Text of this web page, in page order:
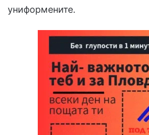
униформените.